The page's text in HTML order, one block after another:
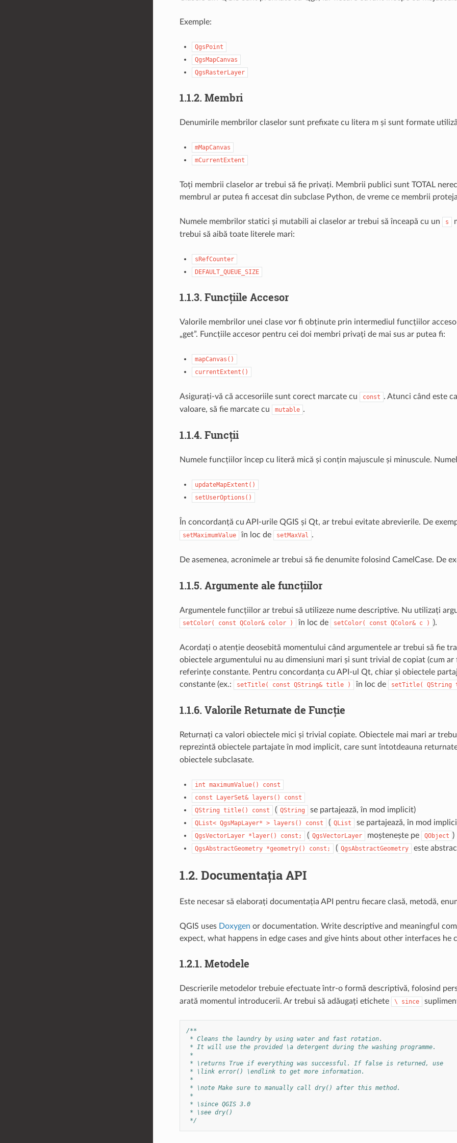
Exemple:
QgsPoint
QgsMapCanvas
QgsRasterLayer
1.1.2. Membri
Denumirile membrilor claselor sunt prefixate cu litera m și sunt formate
mMapCanvas
mCurrentExtent
Toți membrii claselor ar trebui să fie privați. Membrii publici sunt TOTAL
membrul ar putea fi accesat din subclase Python, de vreme ce membrii
Numele membrilor statici și mutabili ai claselor ar trebui să înceapă cu un s
trebui să aibă toate literele mari:
sRefCounter
DEFAULT_QUEUE_SIZE
1.1.3. Funcțiile Accesor
Valorile membrilor unei clase vor fi obținute prin intermediul funcțiilor
„get”. Funcțiile accesor pentru cei doi membri privați de mai sus ar putea fi:
mapCanvas()
currentExtent()
Asigurați-vă că accesoriile sunt corect marcate cu const . Atunci când este
valoare, să fie marcate cu
mutable .
1.1.4. Funcții
Numele funcțiilor încep cu literă mică și conțin majuscule și minuscule.
updateMapExtent()
setUserOptions()
În concordanță cu API-urile QGIS și Qt, ar trebui evitate abrevierile. De
setMaximumValue în loc de setMaxVal .
De asemenea, acronimele ar trebui să fie denumite folosind CamelCase. De
1.1.5. Argumente ale funcțiilor
Argumentele funcțiilor ar trebui să utilizeze nume descriptive. Nu utilizați
setColor( const QColor& color ) în loc de setColor( const QColor& c ) ).
Acordați o atenție deosebită momentului când argumentele ar trebui să fie
obiectele argumentului nu au dimensiuni mari și sunt trivial de copiat (cum
referințe constante. Pentru concordanța cu API-ul Qt, chiar și obiectele
constante (ex.:
setTitle( const QString& title ) în loc de setTitle( QString
1.1.6. Valorile Returnate de Funcție
Returnați ca valori obiectele mici și trivial copiate. Obiectele mai mari ar
reprezintă obiectele partajate în mod implicit, care sunt întotdeauna
obiectele subclasate.
int maximumValue()
const
const
LayerSet& layers()
const
QString title() const ( QString se partajează, în mod implicit)
QList< QgsMapLayer* > layers() const ( QList se partajează, în mod
QgsVectorLayer *layer() const; ( QgsVectorLayer moștenește pe QObject )
QgsAbstractGeometry *geometry() const; ( QgsAbstractGeometry este
1.2. Documentația API
Este necesar să elaborați documentația API pentru fiecare clasă, metodă,
QGIS uses Doxygen or documentation. Write descriptive and meaningful
expect, what happens in edge cases and give hints about other interfaces he
1.2.1. Metodele
Descrierile metodelor trebuie efectuate într-o formă descriptivă, folosind
arată momentul introducerii. Ar trebui să adăugați etichete
\ since
/**
* Cleans the laundry by using water and fast rotation.
* It will use the provided \a detergent during the washing programme.
*
* \returns True if everything was successful. If false is returned, use
* \link error() \endlink to get more information.
*
* \note Make sure to manually call dry() after this method.
*
* \since QGIS 3.0
* \see dry()
*/